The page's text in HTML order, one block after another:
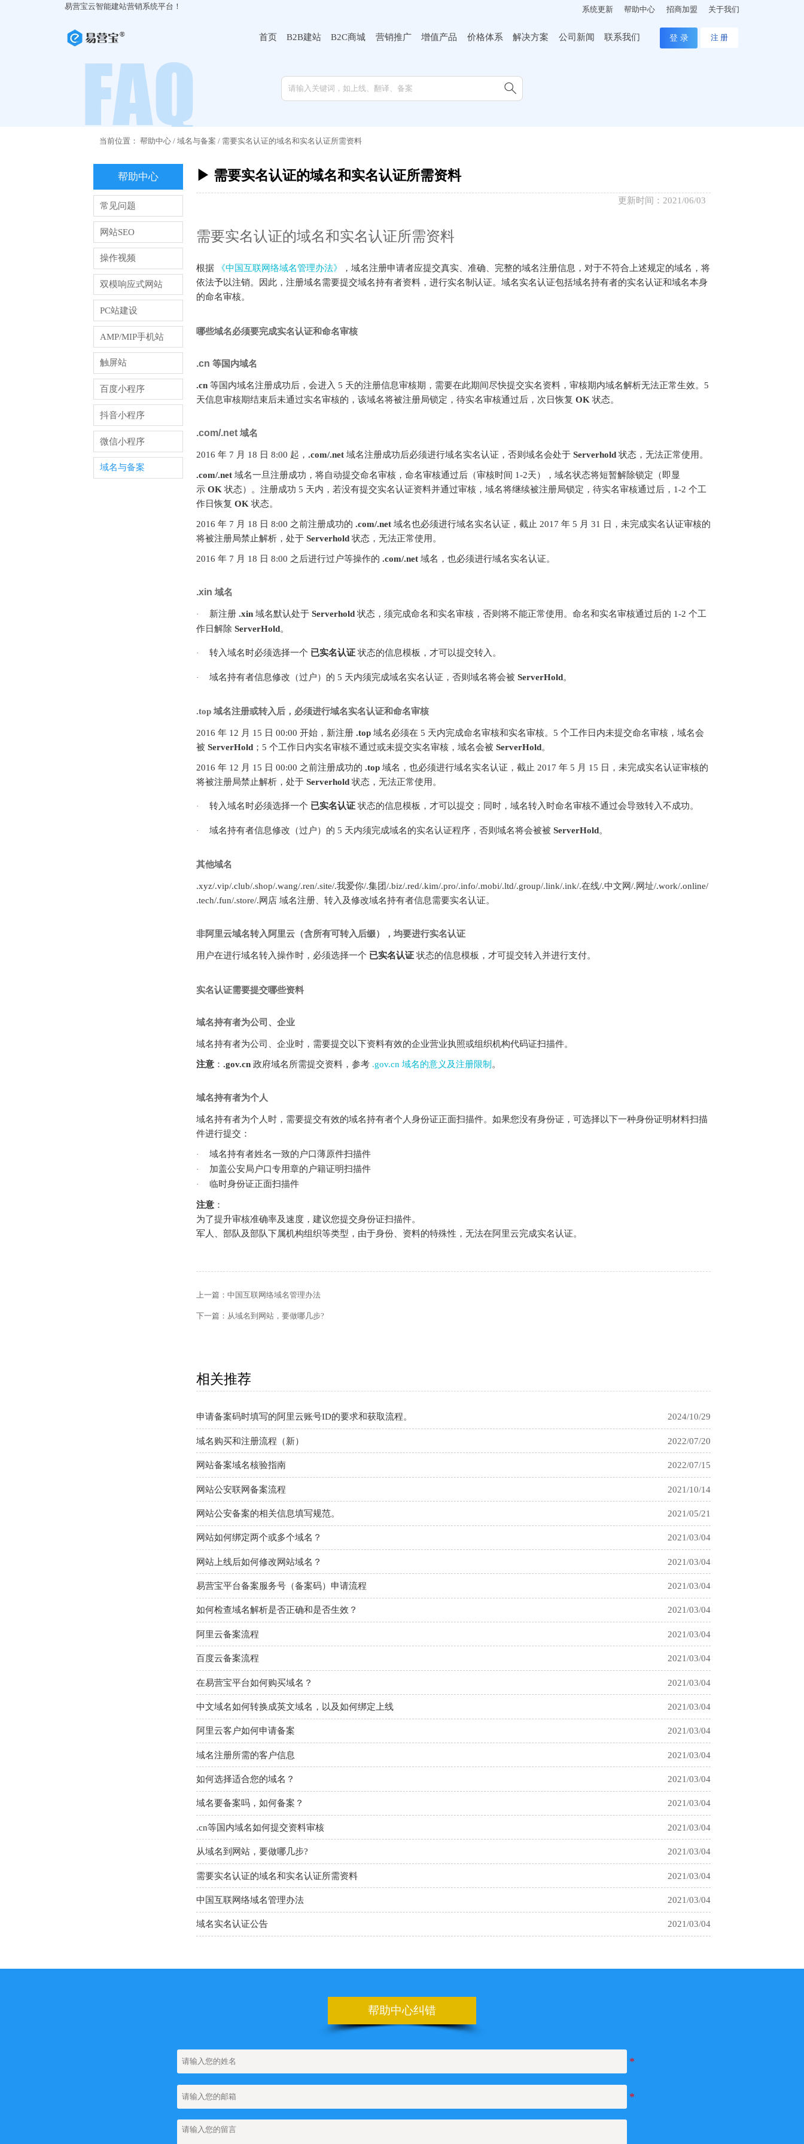
易营宝云智能建站营销系统平台！ 系统更新 帮助中心 招商加盟 关于我们
首页 B2B建站 B2C商城 营销推广 增值产品 价格体系 解决方案 公司新闻 联系我们 登 录 注 册

当前位置： 帮助中心/ 域名与备案 / 需要实名认证的域名和实名认证所需资料
帮助中心
常见问题
网站SEO
操作视频
双模响应式网站
PC站建设
AMP/MIP手机站
触屏站
百度小程序
抖音小程序
微信小程序
域名与备案
▶ 需要实名认证的域名和实名认证所需资料
更新时间：2021/06/03
需要实名认证的域名和实名认证所需资料
根据 《中国互联网络域名管理办法》
，域名注册申请者应提交真实、准确、完整的域名注册信息，对于不符合上述规定的域名，将
依法予以注销。因此，注册域名需要提交域名持有者资料，进行实名制认证。域名实名认证包括域名持有者的实名认证和域名本身
的命名审核。
哪些域名必须要完成实名认证和命名审核
.cn 等国内域名
.cn等国内域名注册成功后，会进入 5 天的注册信息审核期，需要在此期间尽快提交实名资料，审核期内域名解析无法正常生效。5
天信息审核期结束后未通过实名审核的，该域名将被注册局锁定，待实名审核通过后，次日恢复 OK 状态。
.com/.net 域名
2016 年 7 月 18 日 8:00 起， .com/.net域名注册成功后必须进行域名实名认证，否则域名会处于 Serverhold状态，无法正常使用。
.com/.net域名一旦注册成功，将自动提交命名审核，命名审核通过后（审核时间 1-2天），域名状态将短暂解除锁定（即显
示 OK 状态）。注册成功 5 天内，若没有提交实名认证资料并通过审核，域名将继续被注册局锁定，待实名审核通过后，1-2 个工
作日恢复 OK 状态。
2016 年 7 月 18 日 8:00 之前注册成功的 .com/.net域名也必须进行域名实名认证，截止 2017 年 5 月 31 日，未完成实名认证审核的
将被注册局禁止解析，处于 Serverhold状态，无法正常使用。
2016 年 7 月 18 日 8:00 之后进行过户等操作的 .com/.net域名，也必须进行域名实名认证。
.xin 域名
· 新注册 .xin域名默认处于 Serverhold状态，须完成命名和实名审核，否则将不能正常使用。命名和实名审核通过后的 1-2 个工
作日解除 ServerHold。
· 转入域名时必须选择一个 已实名认证状态的信息模板，才可以提交转入。
· 域名持有者信息修改（过户）的 5 天内须完成域名实名认证，否则域名将会被 ServerHold。
.top 域名注册或转入后，必须进行域名实名认证和命名审核
2016 年 12 月 15 日 00:00 开始，新注册 .top域名必须在 5 天内完成命名审核和实名审核。5 个工作日内未提交命名审核，域名会
被 ServerHold；5 个工作日内实名审核不通过或未提交实名审核，域名会被 ServerHold。
2016 年 12 月 15 日 00:00 之前注册成功的 .top域名，也必须进行域名实名认证，截止 2017 年 5 月 15 日，未完成实名认证审核的
将被注册局禁止解析，处于 Serverhold状态，无法正常使用。
· 转入域名时必须选择一个 已实名认证状态的信息模板，才可以提交；同时，域名转入时命名审核不通过会导致转入不成功。
· 域名持有者信息修改（过户）的 5 天内须完成域名的实名认证程序，否则域名将会被被 ServerHold。
其他域名
.xyz/.vip/.club/.shop/.wang/.ren/.site/.我爱你/.集团/.biz/.red/.kim/.pro/.info/.mobi/.ltd/.group/.link/.ink/.在线/.中文网/.网址/.work/.online/
.tech/.fun/.store/.网店 域名注册、转入及修改域名持有者信息需要实名认证。
非阿里云域名转入阿里云（含所有可转入后缀），均要进行实名认证
用户在进行域名转入操作时，必须选择一个 已实名认证状态的信息模板，才可提交转入并进行支付。
实名认证需要提交哪些资料
域名持有者为公司、企业
域名持有者为公司、企业时，需要提交以下资料有效的企业营业执照或组织机构代码证扫描件。
注意： .gov.cn政府域名所需提交资料，参考 .gov.cn 域名的意义及注册限制 。
域名持有者为个人
域名持有者为个人时，需要提交有效的域名持有者个人身份证正面扫描件。如果您没有身份证，可选择以下一种身份证明材料扫描
件进行提交：
· 域名持有者姓名一致的户口薄原件扫描件
· 加盖公安局户口专用章的户籍证明扫描件
· 临时身份证正面扫描件
注意：
为了提升审核准确率及速度，建议您提交身份证扫描件。
军人、部队及部队下属机构组织等类型，由于身份、资料的特殊性，无法在阿里云完成实名认证。
上一篇： 中国互联网络域名管理办法
下一篇： 从域名到网站，要做哪几步?
相关推荐
申请备案码时填写的阿里云账号ID的要求和获取流程。 2024/10/29
域名购买和注册流程（新） 2022/07/20
网站备案域名核验指南 2022/07/15
网站公安联网备案流程 2021/10/14
网站公安备案的相关信息填写规范。 2021/05/21
网站如何绑定两个或多个域名？ 2021/03/04
网站上线后如何修改网站域名？ 2021/03/04
易营宝平台备案服务号（备案码）申请流程 2021/03/04
如何检查域名解析是否正确和是否生效？ 2021/03/04
阿里云备案流程 2021/03/04
百度云备案流程 2021/03/04
在易营宝平台如何购买域名？ 2021/03/04
中文域名如何转换成英文域名，以及如何绑定上线 2021/03/04
阿里云客户如何申请备案 2021/03/04
域名注册所需的客户信息 2021/03/04
如何选择适合您的域名？ 2021/03/04
域名要备案吗，如何备案？ 2021/03/04
.cn等国内域名如何提交资料审核 2021/03/04
从域名到网站，要做哪几步? 2021/03/04
需要实名认证的域名和实名认证所需资料 2021/03/04
中国互联网络域名管理办法 2021/03/04
域名实名认证公告 2021/03/04
帮助中心纠错